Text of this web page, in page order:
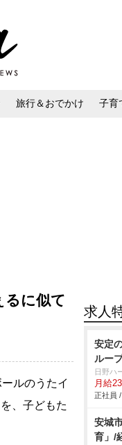
旅行＆おでかけ 子育
るに似て
ルのうたイ
、子どもた
求人
安定
ルー
日野ハ
月給
正社員
安城
育」/